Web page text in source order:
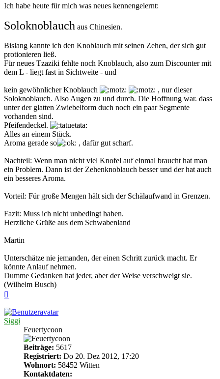
Ich habe heute für mich was neues kennengelernt:
Soloknoblauch aus Chinesien.
Bislang kannte ich den Knoblauch mit seinen Zehen, der sich gut
protionieren ließ.
Für neues Tzaziki fehlte noch Knoblauch, also zum Discounter mit
dem L - liegt fast in Sichtweite - und
kein gewöhnlicher Knoblauch
, nur dieser
Soloknoblauch. Also Augen zu und durch. Die Hoffnung war. dass
unter der glatten Zwiebelform duch noch ein paar Segmente
vorhanden sind.
Pfeifendeckel.
Alles an einem Stück.
Aroma gerade so
, dafür gut scharf.
Nachteil: Wenn man nicht viel Knofel auf einmal braucht hat man
ein Problem. Dann ist der Zehenknoblauch besser und der hat auch
ein besseres Aroma.
Vorteil: Für große Mengen hält sich der Schälaufwand in Grenzen.
Fazit: Muss ich nicht unbedingt haben.
Herzliche Grüße aus dem Schwabenland
Martin
Unterschätze nie jemanden, der einen Schritt zurück macht. Er
könnte Anlauf nehmen.
Dumme Gedanken hat jeder, aber der Weise verschweigt sie.
(Wilhelm Busch)
Siggi
Feuertycoon
Beiträge: 5617
Registriert: Do 20. Dez 2012, 17:20
Wohnort: 58452 Witten
Kontaktdaten: